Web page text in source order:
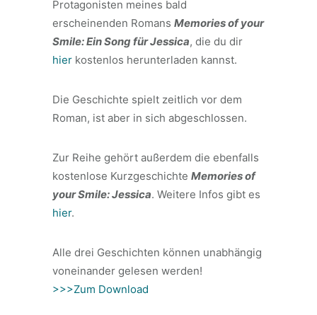
Protagonisten meines bald
erscheinenden Romans Memories of your
Smile: Ein Song für Jessica, die du dir
hier kostenlos herunterladen kannst.
Die Geschichte spielt zeitlich vor dem
Roman, ist aber in sich abgeschlossen.
Zur Reihe gehört außerdem die ebenfalls
kostenlose Kurzgeschichte Memories of
your Smile: Jessica. Weitere Infos gibt es
hier.
Alle drei Geschichten können unabhängig
voneinander gelesen werden!
>>>Zum Download